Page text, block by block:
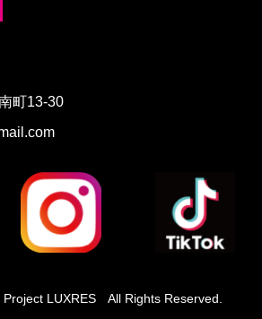
町13-30
Project LUXRES All Rights Reserved.